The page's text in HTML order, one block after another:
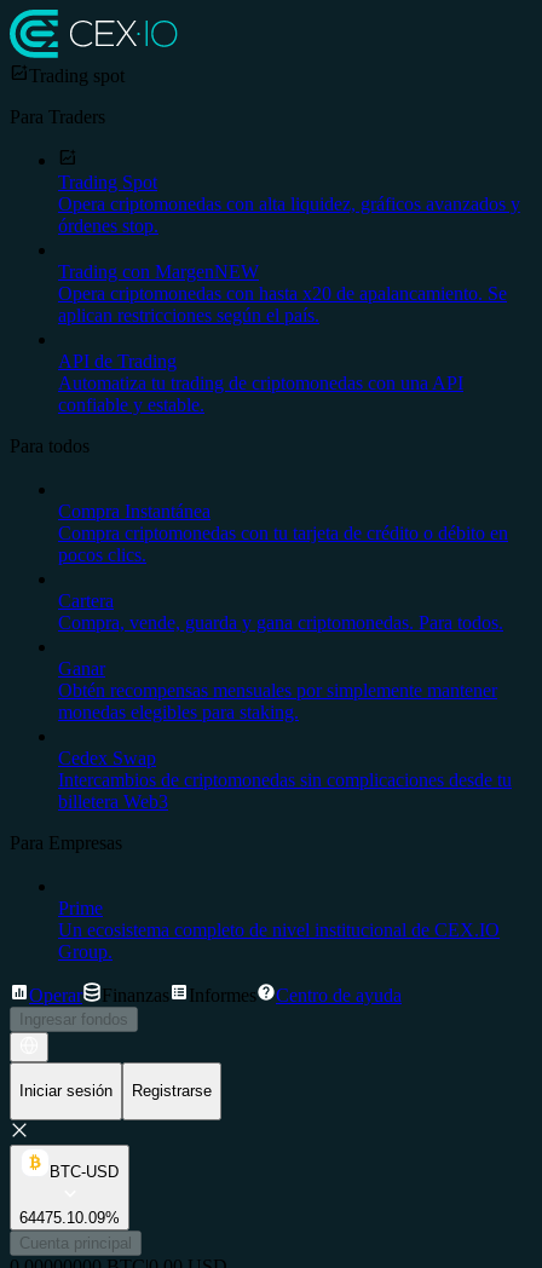
Trading spot
Para Traders
Trading Spot
Opera criptomonedas con alta liquidez, gráficos avanzados y
órdenes stop.
Trading con MargenNEW
Opera criptomonedas con hasta x20 de apalancamiento. Se
aplican restricciones según el país.
API de Trading
Automatiza tu trading de criptomonedas con una API
confiable y estable.
Para todos
Compra Instantánea
Compra criptomonedas con tu tarjeta de crédito o débito en
pocos clics.
Cartera
Compra, vende, guarda y gana criptomonedas. Para todos.
Ganar
Obtén recompensas mensuales por simplemente mantener
monedas elegibles para staking.
Cedex Swap
Intercambios de criptomonedas sin complicaciones desde tu
billetera Web3
Para Empresas
Prime
Un ecosistema completo de nivel institucional de CEX.IO
Group.
Operar Finanzas Informes Centro de ayuda
Ingresar fondos
Iniciar sesión Registrarse
BTC-USD
64475.10.09%
Cuenta principal